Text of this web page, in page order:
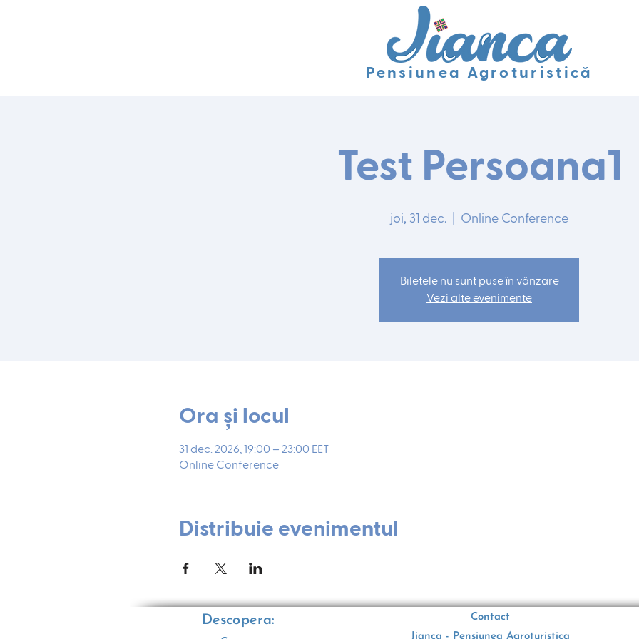
Pensiunea Agroturistică
Test Persoana1
joi, 31 dec. Online Conference
Biletele nu sunt puse în vânzare
Vezi alte evenimente
Ora și locul
31 dec. 2026, 19:00 – 23:00 EET
Online Conference
Distribuie evenimentul
Descopera:
Contact
Jianca - Pensiunea Agroturistica